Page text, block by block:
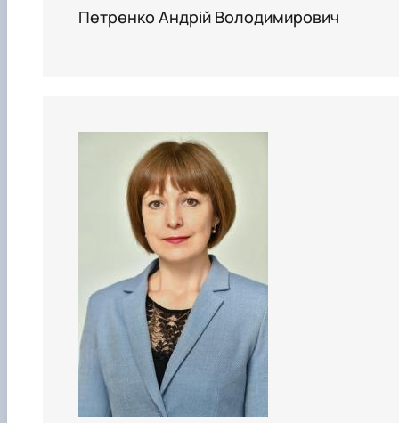
Петренко Андрій Володимирович